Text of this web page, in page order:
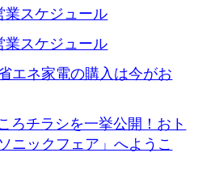
業スケジュール
業スケジュール
エネ家電の購入は今がお
ろチラシを一挙公開！おト
ニックフェア」へようこ